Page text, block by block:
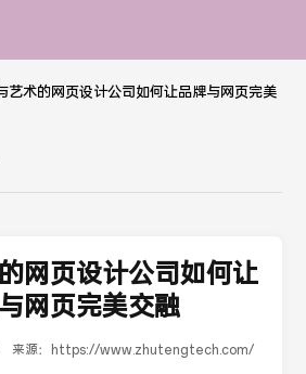
艺术的网页设计公司如何让品牌与网页完美
网页设计公司如何让
网页完美交融
来源： https://www.zhutengtech.com/